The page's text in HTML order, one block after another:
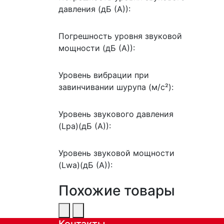
давления (дБ (А)):
Погрешность уровня звуковой
мощности (дБ (А)):
Уровень вибрации при
завинчивании шурупа (м/с²):
Уровень звукового давления
(Lpa)(дБ (А)):
Уровень звуковой мощности
(Lwa)(дБ (А)):
Похожие товары